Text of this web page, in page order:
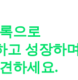
으로
고 성장하며
하세요.